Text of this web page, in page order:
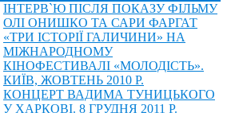
ІНТЕРВ`Ю ПІСЛЯ ПОКАЗУ ФІЛЬМУ
ОЛІ ОНИШКО ТА САРИ ФАРГАТ
«ТРИ ІСТОРІЇ ГАЛИЧИНИ» НА
МІЖНАРОДНОМУ
КІНОФЕСТИВАЛІ «МОЛОДІСТЬ».
КИЇВ, ЖОВТЕНЬ 2010 Р.
КОНЦЕРТ ВАДИМА ТУНИЦЬКОГО
У ХАРКОВІ. 8 ГРУДНЯ 2011 Р.